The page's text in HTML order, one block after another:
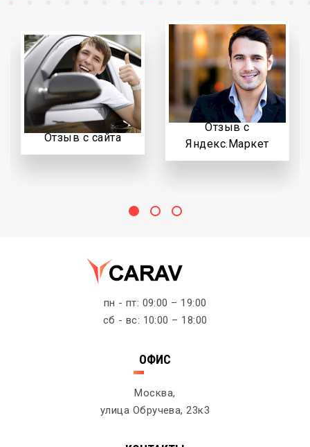
Отзыв с сайта
Отзыв с
Яндекс.Маркет
пн - пт: 09:00 – 19:00
сб - вс: 10:00 – 18:00
ОФИС
Москва,
улица Обручева, 23к3